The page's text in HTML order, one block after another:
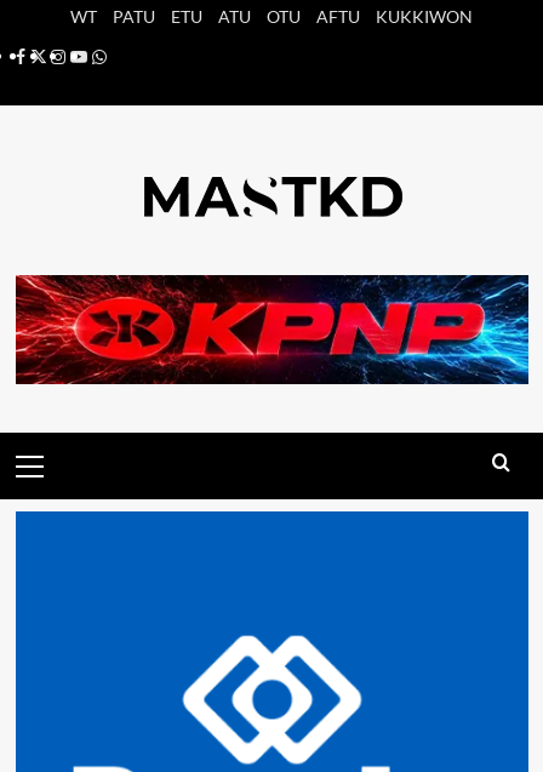
WT PATU ETU ATU OTU AFTU
KUKKIWON
Facebook
X Instagram
YouTube
Whatsapp
principal